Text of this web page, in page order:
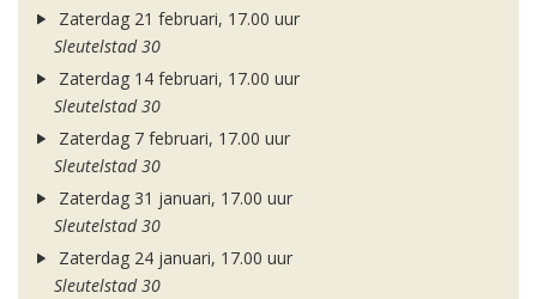
Zaterdag 21 februari, 17.00 uur
Sleutelstad 30
Zaterdag 14 februari, 17.00 uur
Sleutelstad 30
Zaterdag 7 februari, 17.00 uur
Sleutelstad 30
Zaterdag 31 januari, 17.00 uur
Sleutelstad 30
Zaterdag 24 januari, 17.00 uur
Sleutelstad 30